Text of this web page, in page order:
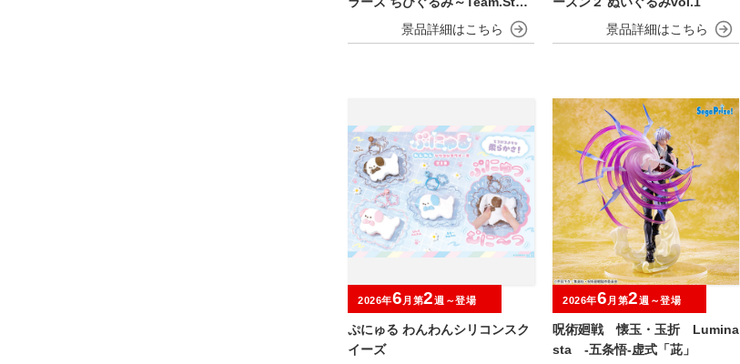
ぷにゅる わんわんシリコンスク
イーズ
2026年6 月第2週～登場
呪術廻戦 懐玉・玉折 Lumina
sta ‐五条悟‐虚式「茈」
2026年6 月第2週～登場